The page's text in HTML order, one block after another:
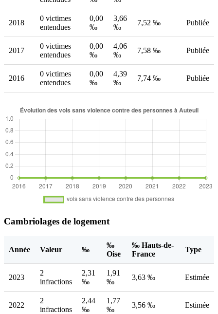
2018
0 victimes
entendues
0,00
‰
3,66
‰
7,52 ‰ Publiée
2017
0 victimes
entendues
0,00
‰
4,06
‰
7,58 ‰ Publiée
2016
0 victimes
entendues
0,00
‰
4,39
‰
7,74 ‰ Publiée
Cambriolages de logement
Année Valeur ‰
‰
Oise
‰ Hauts-de-
France
Type
2023
2
infractions
2,31
‰
1,91
‰
3,63 ‰ Estimée
2022
2
infractions
2,44
‰
1,77
‰
3,56 ‰ Estimée